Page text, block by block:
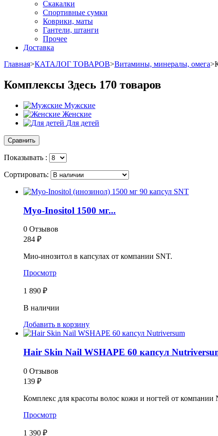
Скакалки
Спортивные сумки
Коврики, маты
Гантели, штанги
Прочее
Доставка
Главная>КАТАЛОГ ТОВАРОВ>Витамины, минералы, омега>
Комплексы Здесь 170 товаров
Мужские
Женские
Для детей
Показывать :
Сортировать:
Myo-Inositol 1500 мг...
0 Отзывов
284 ₽
Мио-инозитол в капсулах от компании SNT.
Просмотр
1 890 ₽
В наличии
Добавить в корзину
Hair Skin Nail WSHAPE 60 капсул
0 Отзывов
139 ₽
Комплекс для красоты волос кожи и ногтей от компании
Просмотр
1 390 ₽